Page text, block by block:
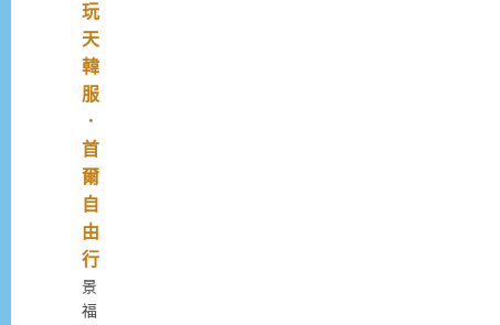
能
錯
過
吃
海
鮮
吧
！
要
說
在
首
爾
玩
天
韓
服
．
首
爾
自
由
行
景
福